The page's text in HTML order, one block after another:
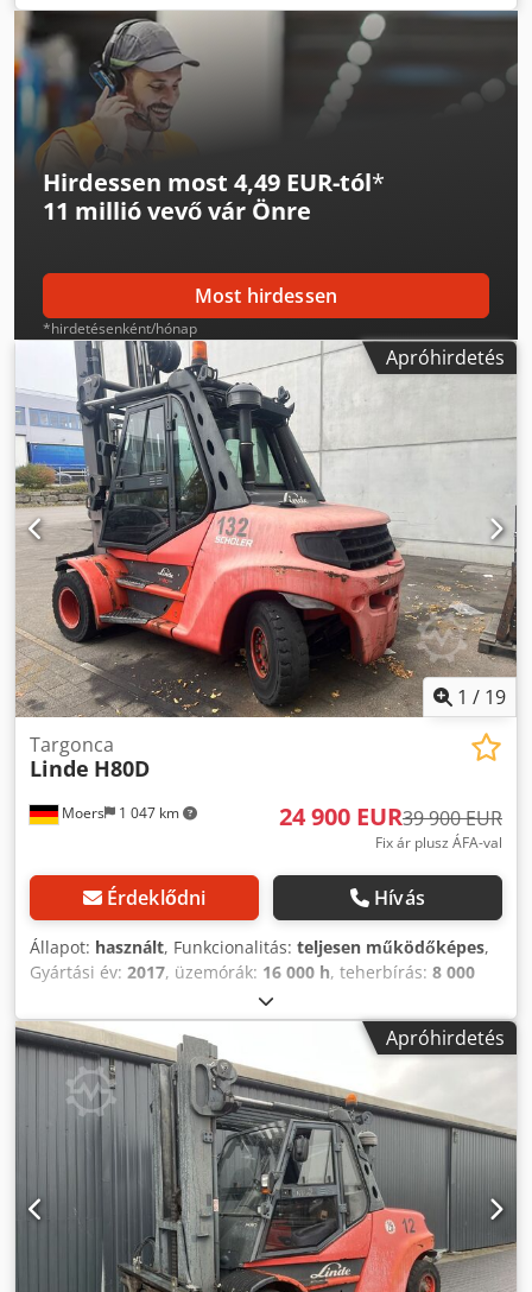
oszlop típusa:triplex, építési magasság:2 970 mm,
hajtástípus:Diesel , dízelüzemű targoncák villásoszlop
típusa: háromszoros állapot: használatra kész és teljesen
működőképes műszaki állapot: jó Csdpfx Aezn Dccenusrf 3.
szelep, teljes zárt fülke
Hirdessen most 4,49 EUR-tól*
11 millió vevővár Önre
Most hirdessen
*hirdetésenként/hónap
Apróhirdetés
1 / 19
Moers 1 047 km
Targonca
Linde H80D
24 900 EUR39 900 EUR
Fix ár plusz ÁFA-val
Érdeklődni Hívás
Állapot: használt, Funkcionalitás: teljesen működőképes,
Gyártási év: 2017, üzemórák: 16 000 h, teherbírás: 8 000
845 mm
oszlop típusa:triplex, villa hossza:240 mm, Következő
ajánlatunk van: LINDE H80 targoncát, homlokvillás
targoncát kínálunk, üzemképes állapotban H80D 4 kerekű
dízel targonca használt gyártási év: 2017 Cedpfx
Aoxxkypsnuorf Az ajánlat kizárólag vállalkozóknak,
kereskedőknek, közintézményeknek és egyházi
intézményeknek szól! Különböző átvételekből kínálunk
termékeket, amelyeket a lehető legpontosabban írunk le,
és részletes fényképeket mellékelünk. További információ
megadása a termékről nem lehetséges. Amennyiben az
ajánlatban nincs más feltüntetve, használt áruról van szó.
Apróhirdetés